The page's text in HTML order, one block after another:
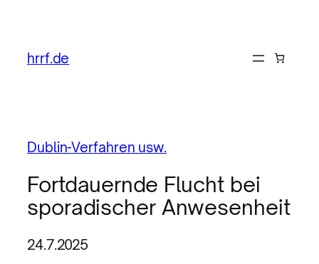
hrrf.de
Dublin-Verfahren usw.
Fortdauernde Flucht bei
sporadischer Anwesenheit
24.7.2025